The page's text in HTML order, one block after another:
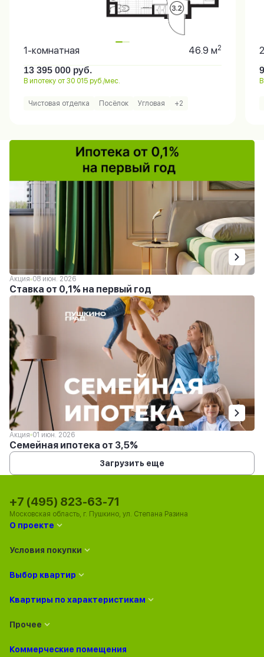
1-комнатная 46.9 м2
13 395 000 руб.
В ипотеку от 30 015 руб./мес.
Чистовая отделка Посёлок Угловая +2
Акция 08 июн. 2026
Ставка от 0,1% на первый год
Акция 01 июн. 2026
Семейная ипотека от 3,5%
Загрузить еще
О проекте
Условия покупки
Выбор квартир
Квартиры по характеристикам
Прочее
Коммерческие помещения
+7 (495) 823-63-71
Московская область, г. Пушкино, ул. Степана Разина